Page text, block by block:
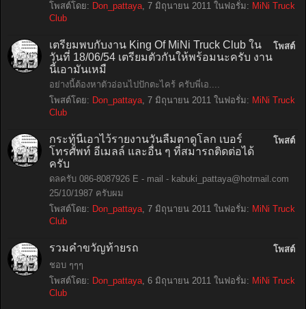
โพสต์โดย: Don_pattaya, 7 มิถุนายน 2011 ในฟอรั่ม: MiNi Truck
Club
โพสต์
เตรียมพบกับงาน King Of MiNi Truck Club ใน
วันที่ 18/06/54 เตรียมตัวกันให้พร้อมนะครับ งาน
นี้เอามันเหมื
อย่างนี้ต้องหาตัวอ่อนไปปักตะไคร้ ครับพี่เอ....
โพสต์โดย: Don_pattaya, 7 มิถุนายน 2011 ในฟอรั่ม: MiNi Truck
Club
โพสต์
กระทู้นี้เอาไว้รายงานวันลืมตาดูโลก เบอร์
โทรศัพท์ อีเมลล์ และอื่น ๆ ที่สมารถติดต่อได้
ครับ
ดลครับ 086-8087926 E - mail - kabuki_pattaya@hotmail.com
25/10/1987 ครับผม
โพสต์โดย: Don_pattaya, 7 มิถุนายน 2011 ในฟอรั่ม: MiNi Truck
Club
โพสต์
รวมคำขวัญท้ายรถ
ชอบ ๆๆๆ
โพสต์โดย: Don_pattaya, 6 มิถุนายน 2011 ในฟอรั่ม: MiNi Truck
Club